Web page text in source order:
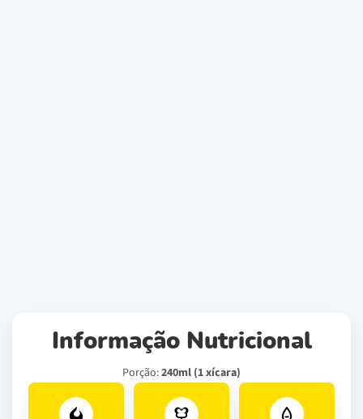
Informação Nutricional
Porção:240ml (1 xícara)